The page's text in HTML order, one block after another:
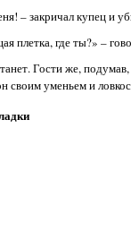
– закричал купец и
где ты?» –
Гости же,
уменьем и